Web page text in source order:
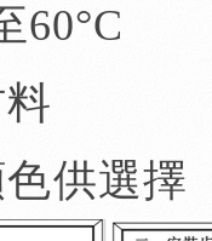
60°C
供選擇